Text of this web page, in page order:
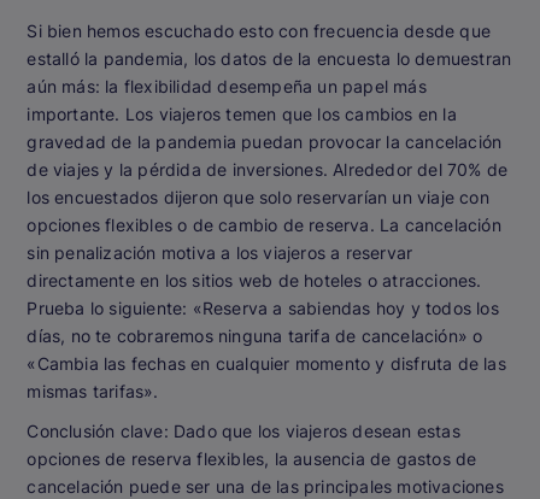
Si bien hemos escuchado esto con frecuencia desde que
estalló la pandemia, los datos de la encuesta lo demuestran
aún más: la flexibilidad desempeña un papel más
importante. Los viajeros temen que los cambios en la
gravedad de la pandemia puedan provocar la cancelación
de viajes y la pérdida de inversiones. Alrededor del 70% de
los encuestados dijeron que solo reservarían un viaje con
opciones flexibles o de cambio de reserva. La cancelación
sin penalización motiva a los viajeros a reservar
directamente en los sitios web de hoteles o atracciones.
Prueba lo siguiente: «Reserva a sabiendas hoy y todos los
días, no te cobraremos ninguna tarifa de cancelación» o
«Cambia las fechas en cualquier momento y disfruta de las
mismas tarifas».
Conclusión clave: Dado que los viajeros desean estas
opciones de reserva flexibles, la ausencia de gastos de
cancelación puede ser una de las principales motivaciones